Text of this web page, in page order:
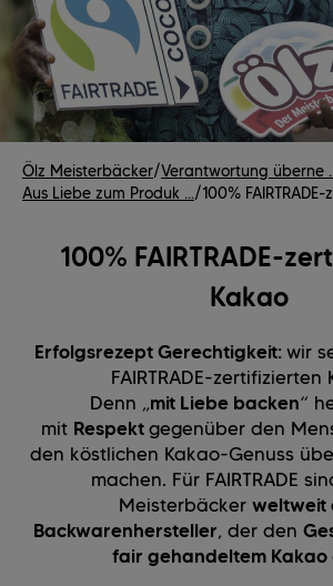
Ölz Meisterbäcker/Verantwortung überne
Aus Liebe zum Produk .../100% FAIRTRADE-
100% FAIRTRADE-
Kakao
Erfolgsrezept Gerechtigkeit: wir
FAIRTRADE-zertifizierten
Denn „mit Liebe backen“
mit Respekt gegenüber den
den köstlichen Kakao-Genuss
machen. Für FAIRTRADE
Meisterbäcker weltweit
Backwarenhersteller, der den
fair gehandeltem Kakao